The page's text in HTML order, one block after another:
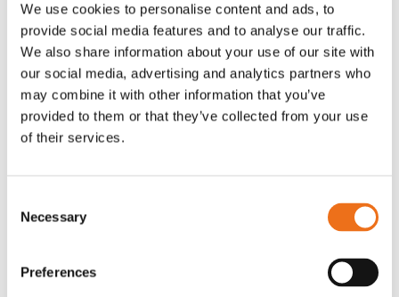
We use cookies to personalise content and ads, to
provide social media features and to analyse our traffic.
We also share information about your use of our site with
our social media, advertising and analytics partners who
may combine it with other information that you’ve
provided to them or that they’ve collected from your use
of their services.
Selection
Necessary
Preferences
Lägg till i varukorg
Rotor, komplett med slagor
OR80013456G
(ex. moms)
Grön truckknapp
A00220
kr (ex. moms)